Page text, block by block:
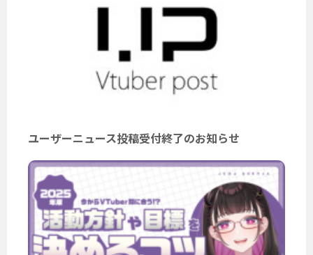
ユーザーニュース投稿受付終了のお知らせ